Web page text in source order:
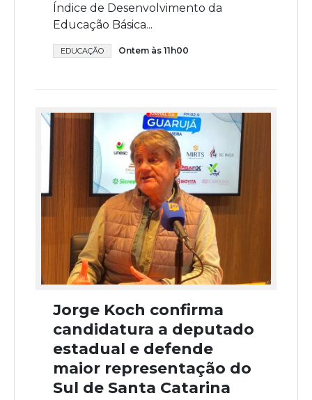
Índice de Desenvolvimento da
Educação Básica...
EDUCAÇÃO Ontem às 11h00
Jorge Koch confirma
candidatura a deputado
estadual e defende
maior representação do
Sul de Santa Catarina